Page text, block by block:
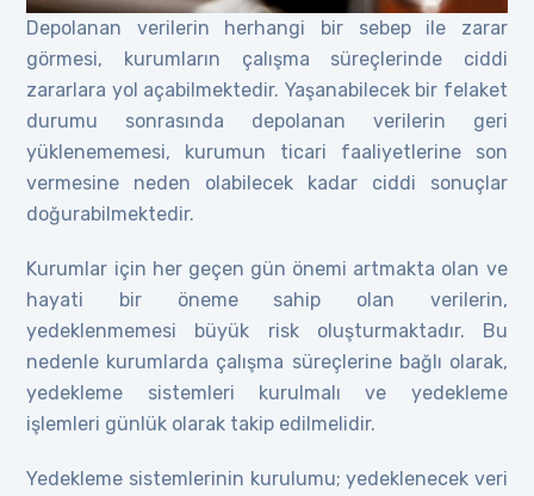
Depolanan verilerin herhangi bir sebep ile zarar
görmesi, kurumların çalışma süreçlerinde ciddi
zararlara yol açabilmektedir. Yaşanabilecek bir felaket
durumu sonrasında depolanan verilerin geri
yüklenememesi, kurumun ticari faaliyetlerine son
vermesine neden olabilecek kadar ciddi sonuçlar
doğurabilmektedir.
Kurumlar için her geçen gün önemi artmakta olan ve
hayati bir öneme sahip olan verilerin,
yedeklenmemesi büyük risk oluşturmaktadır. Bu
nedenle kurumlarda çalışma süreçlerine bağlı olarak,
yedekleme sistemleri kurulmalı ve yedekleme
işlemleri günlük olarak takip edilmelidir.
Yedekleme sistemlerinin kurulumu; yedeklenecek veri